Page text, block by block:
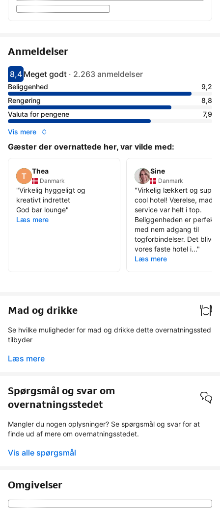
Anmeldelser
Har fået 8.4 i karakter
8,4
Vurderet som meget godt
Meget godt · 2.263 anmeldelser
Beliggenhed
9,2
Rengøring
8,8
Valuta for pengene
7,9
Vis mere
Gæster der overnattede her, var vilde med:
Thea
Danmark
"Virkelig hyggeligt og
kreativt indrettet
God bar lounge"
Læs mere
Sine
Danmark
"Virkelig lækkert og super
cool hotel! Værelse, mad
service var helt i top.
Beliggenheden er perfekt
med nem adgang til
togforbindelser. Det bliver
vores faste hotel i..."
Læs mere
Mad og drikke
Se hvilke muligheder for mad og drikke dette overnatningssted
tilbyder
Læs mere
Spørgsmål og svar om
overnatningsstedet
Mangler du nogen oplysninger? Se spørgsmål og svar for at
finde ud af mere om overnatningsstedet.
Vis alle spørgsmål
Omgivelser